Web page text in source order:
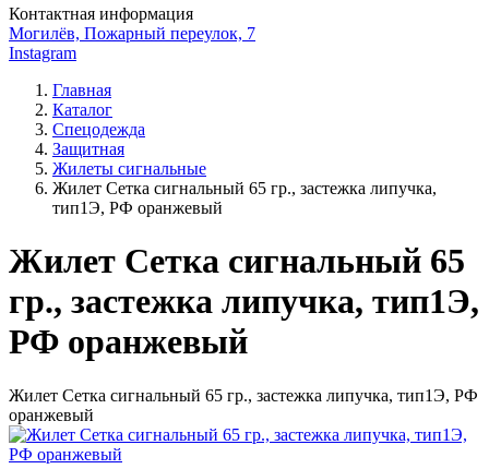
Контактная информация
Могилёв, Пожарный переулок, 7
Instagram
Главная
Каталог
Спецодежда
Защитная
Жилеты сигнальные
Жилет Сетка сигнальный 65 гр., застежка липучка,
тип1Э, РФ оранжевый
Жилет Сетка сигнальный 65
гр., застежка липучка, тип1Э,
РФ оранжевый
Жилет Сетка сигнальный 65 гр., застежка липучка, тип1Э, РФ
оранжевый